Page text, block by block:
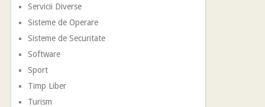
Servicii Diverse
Sisteme de Operare
Sisteme de Securitate
Software
Sport
Timp Liber
Turism